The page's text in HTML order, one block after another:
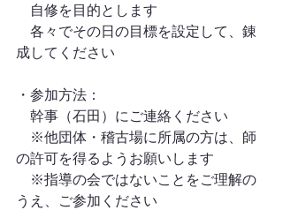
自修を目的とします
各々でその日の目標を設定して、錬
成してください
・参加方法：
幹事（石田）にご連絡ください
※他団体・稽古場に所属の方は、師
の許可を得るようお願いします
※指導の会ではないことをご理解の
うえ、ご参加ください